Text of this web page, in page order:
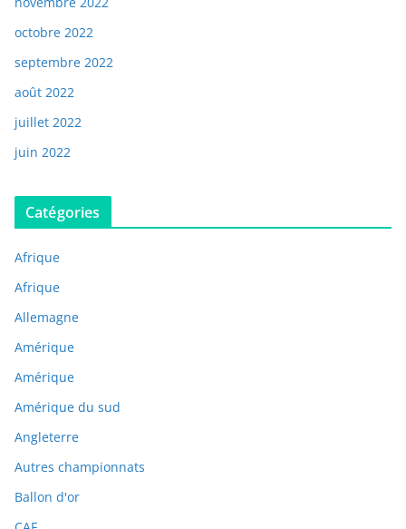
octobre 2022
septembre 2022
août 2022
juillet 2022
juin 2022
Catégories
Afrique
Afrique
Allemagne
Amérique
Amérique
Amérique du sud
Angleterre
Autres championnats
Ballon d'or